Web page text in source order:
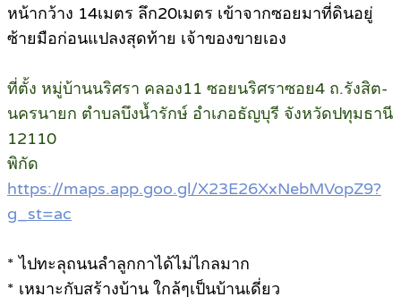
หน้ากว้าง 14เมตร ลึก20เมตร เข้าจากซอยมาที่ดินอยู่
ซ้ายมือก่อนแปลงสุดท้าย เจ้าของขายเอง
ที่ตั้ง หมู่บ้านนริศรา คลอง11 ซอยนริศราซอย4 ถ.รังสิต-
นครนายก ตำบลบึงน้ำรักษ์ อำเภอธัญบุรี จังหวัดปทุมธานี
12110
พิกัด
https://maps.app.goo.gl/X23E26XxNebMVopZ9?
g_st=ac
* ไปทะลุถนนลำลูกกาได้ไม่ไกลมาก
* เหมาะกับสร้างบ้าน ใกล้ๆเป็นบ้านเดี่ยว